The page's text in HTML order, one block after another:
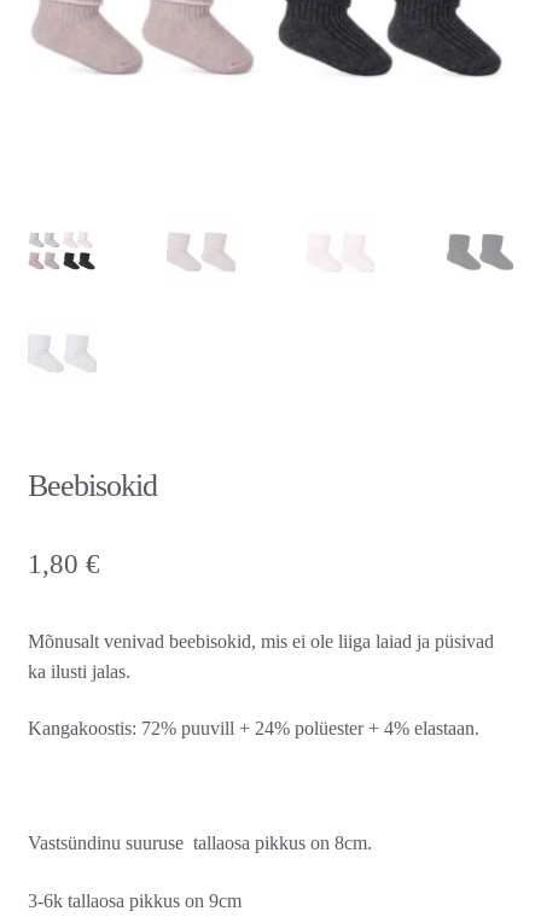
Beebisokid
1,80 €
Mõnusalt venivad beebisokid, mis ei ole liiga laiad ja püsivad
ka ilusti jalas.
Kangakoostis: 72% puuvill + 24% polüester + 4% elastaan.
Vastsündinu suuruse tallaosa pikkus on 8cm.
3-6k tallaosa pikkus on 9cm